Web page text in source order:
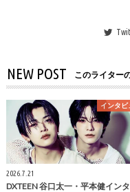
NEW POST このライター
インタビ
2026.7.21
DXTEEN 谷口太一・平本健イン